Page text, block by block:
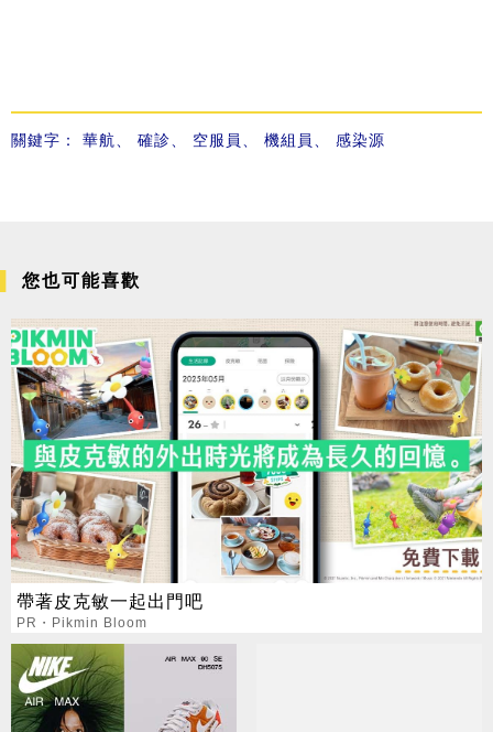
關鍵字： 華航、 確診、 空服員 、 機組員 、 感染源
您也可能喜歡
帶著皮克敏一起出門吧
PR・Pikmin Bloom